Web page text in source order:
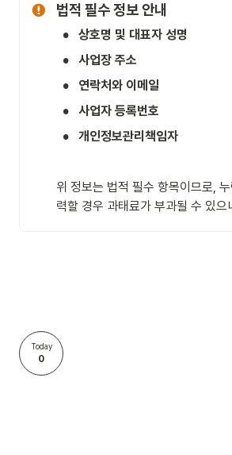
법적 필수 정보 안내
• 상호명 및 대표자 성명
• 사업장 주소
• 연락처와 이메일
• 사업자 등록번호
• 개인정보관리책임자
위 정보는 법적 필수 항목이므로,
력할 경우 과태료가 부과될 수 있으
Today
0